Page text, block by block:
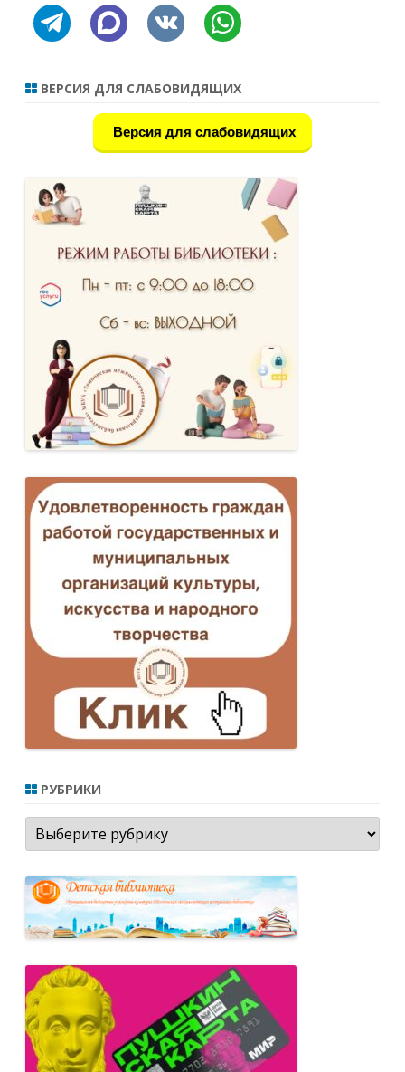
telegram discourse vkontakte whatsapp
ВЕРСИЯ ДЛЯ СЛАБОВИДЯЩИХ
Версия для слабовидящих
РУБРИКИ
Рубрики